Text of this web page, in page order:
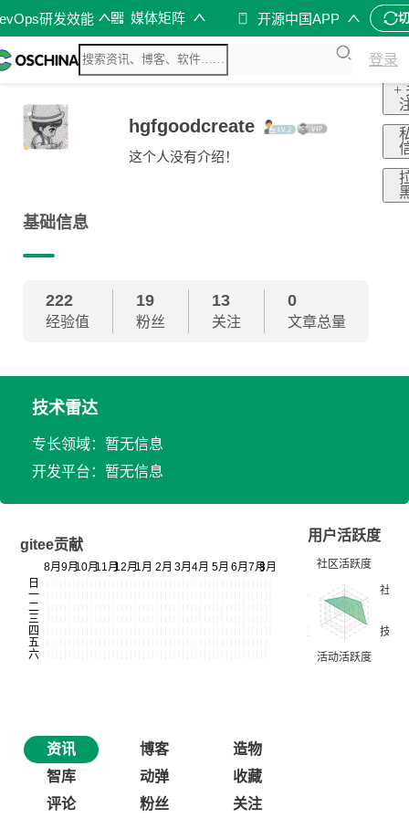
研发效能 媒体矩阵 开源中国APP
登录
hgfgoodcreate
这个人没有介绍！
+
基础信息
222
经验值
19
粉丝
13
关注
0
文章总量
技术雷达
专长领域：暂无信息
开发平台：暂无信息
gitee贡献
用户活跃度
资讯 博客
造物
智库
动弹
收藏
评论
粉丝 关注